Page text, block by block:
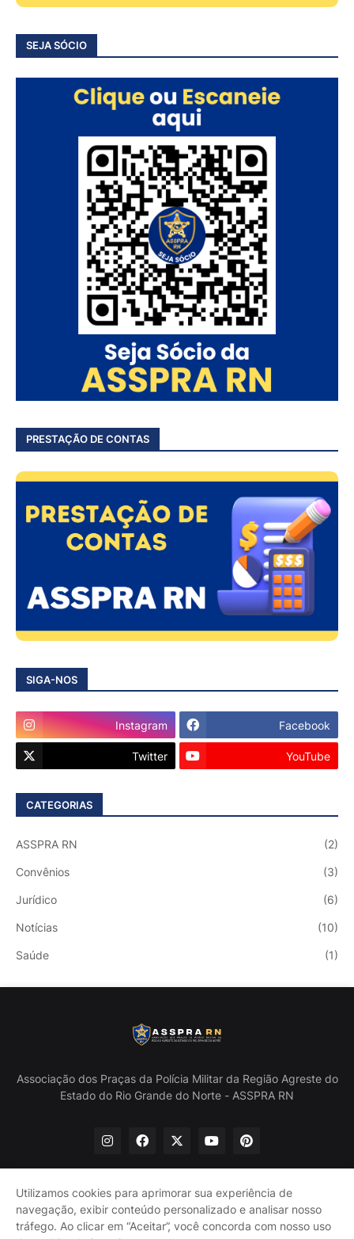
SEJA SÓCIO
PRESTAÇÃO DE CONTAS
SIGA-NOS
Instagram Facebook
Twitter YouTube
CATEGORIAS
ASSPRA RN (2)
Convênios (3)
Jurídico (6)
Notícias (10)
Saúde (1)
Associação dos Praças da Polícia Militar da Região Agreste do
Estado do Rio Grande do Norte - ASSPRA RN
Início Quem Somos
Política de Privacidade
Contate-nos
Utilizamos cookies para aprimorar sua experiência de
navegação, exibir conteúdo personalizado e analisar nosso
tráfego. Ao clicar em “Aceitar”, você concorda com nosso uso